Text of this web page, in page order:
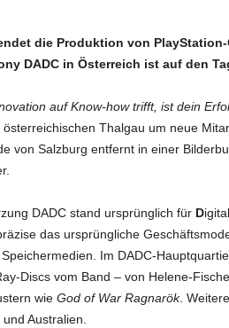
die Produktion von
DADC in Österreich ist auf den
auf Know-how trifft, ist dein
österreichischen Thalgau um neue
von Salzburg entfernt in einer
DADC stand ursprünglich für Digital
das ursprüngliche
Im DADC-
Discs vom Band – von Helene-
wie God of War Ragnarök.
Australien.